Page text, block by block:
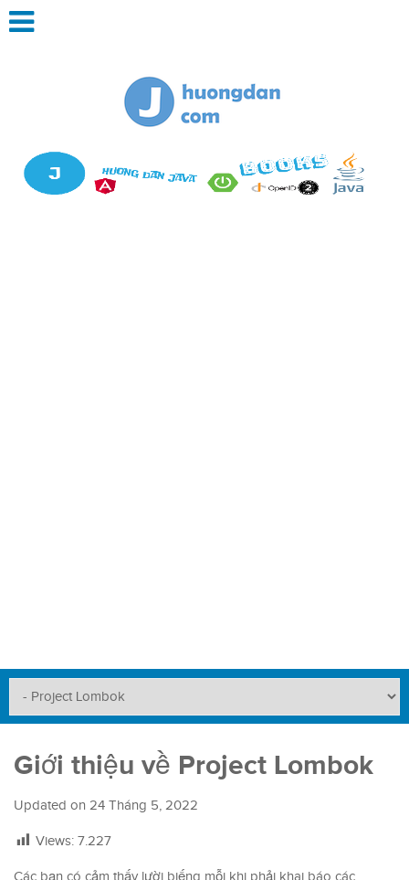
Giới thiệu về Project Lombok
Updated on 24 Tháng 5, 2022
Views: 7.227
Các bạn có cảm thấy lười biếng mỗi khi phải khai báo các